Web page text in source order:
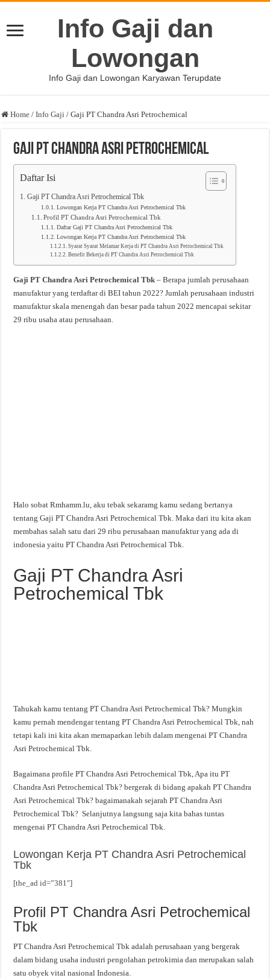
Info Gaji dan
Lowongan
Info Gaji dan Lowongan Karyawan Terupdate
Home / Info Gaji / Gaji PT Chandra Asri Petrochemical
Gaji PT Chandra Asri Petrochemical
Daftar Isi
Gaji PT Chandra Asri Petrochemical Tbk
Lowongan Kerja PT Chandra Asri Petrochemical Tbk
Profil PT Chandra Asri Petrochemical Tbk
Daftar Gaji PT Chandra Asri Petrochemical Tbk
Lowongan Kerja PT Chandra Asri Petrochemical Tbk
Syarat Syarat Melamar Kerja di PT Chandra Asri Petrochemical Tbk
Benefit Bekerja di PT Chandra Asri Petrochemical Tbk
Gaji PT Chandra Asri Petrochemical Tbk – Berapa jumlah perusahaan
manufaktur yang terdaftar di BEI tahun 2022? Jumlah perusahaan industri
manufaktur skala menengah dan besar pada tahun 2022 mencapai sekitar
29 ribu usaha atau perusahaan.
Halo sobat Rmhamm.lu, aku tebak sekaramg kamu sedang bertanya
tentang Gaji PT Chandra Asri Petrochemical Tbk. Maka dari itu kita akan
membahas salah satu dari 29 ribu perusahaan manufaktur yang ada di
indonesia yaitu PT Chandra Asri Petrochemical Tbk.
Gaji PT Chandra Asri
Petrochemical Tbk
Tahukah kamu tentang PT Chandra Asri Petrochemical Tbk? Mungkin
kamu pernah mendengar tentang PT Chandra Asri Petrochemical Tbk, nah
tetapi kali ini kita akan memaparkan lebih dalam mengenai PT Chandra
Asri Petrochemical Tbk.
Bagaimana profile PT Chandra Asri Petrochemical Tbk, Apa itu PT
Chandra Asri Petrochemical Tbk? bergerak di bidang apakah PT Chandra
Asri Petrochemical Tbk? bagaimanakah sejarah PT Chandra Asri
Petrochemical Tbk? Selanjutnya langsung saja kita bahas tuntas
mengenai PT Chandra Asri Petrochemical Tbk.
Lowongan Kerja PT Chandra Asri Petrochemical
Tbk
[the_ad id=”381″]
Profil PT Chandra Asri Petrochemical
Tbk
PT Chandra Asri Petrochemical Tbk adalah perusahaan yang bergerak
dalam bidang usaha industri pengolahan petrokimia dan merupakan salah
satu obyek vital nasional Indonesia.